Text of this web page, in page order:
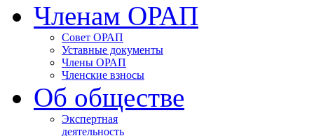
Членам ОРАП
Совет ОРАП
Уставные документы
Члены ОРАП
Членские взносы
Об обществе
Экспертная
деятельность